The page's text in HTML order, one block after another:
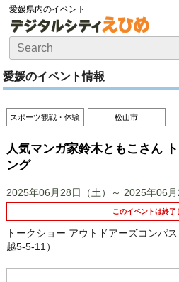
愛媛県内のイベント
愛媛のイベント情報
スポーツ観戦・体験 松山市
人気マンガ家鈴木ともこさん
ング
2025年06月28日（土）～ 2025年06月
このイベントは終了
トークショー アウトドアーズコンパ
越5-5-11）